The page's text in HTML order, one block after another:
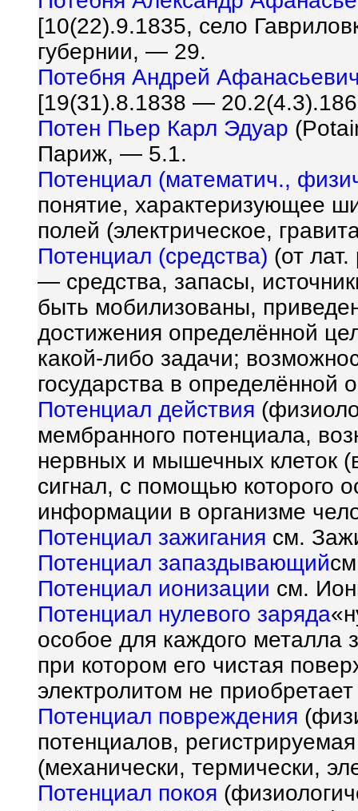
[10(22).9.1835, село
губернии, — 29.
Потебня Андрей
[19(31).8.1838 —
Потен Пьер Карл Эдуар
Париж, — 5.1.
Потенциал (математич.,
понятие, характеризующее
полей (электрическое,
Потенциал (средства) (от
— средства, запасы,
быть мобилизованы,
достижения определённой
какой-либо задачи;
государства в определённой
Потенциал действия
мембранного потенциала,
нервных и мышечных клеток
сигнал, с помощью которого
информации в организме
Потенциал зажигания см.
Потенциал запаздывающий
Потенциал ионизации см.
Потенциал нулевого заряда
особое для каждого металла
при котором его чистая
электролитом не
Потенциал повреждения
потенциалов,
(механически, термически,
Потенциал покоя